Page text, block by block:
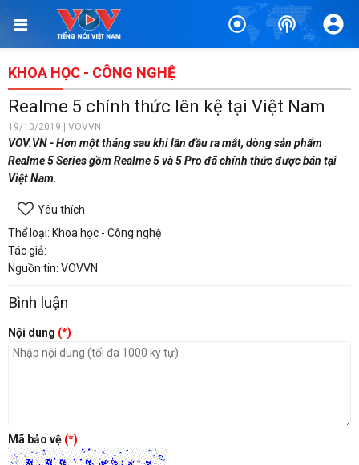
KHOA HỌC - CÔNG NGHỆ
Realme 5 chính thức lên kệ tại Việt Nam
19/10/2019 | VOVVN
VOV.VN - Hơn một tháng sau khi lần đầu ra mắt, dòng sản phẩm
Realme 5 Series gồm Realme 5 và 5 Pro đã chính thức được bán tại
Việt Nam.
Yêu thích
Thể loại: Khoa học - Công nghệ
Tác giả:
Nguồn tin: VOVVN
Bình luận
Nội dung (*)
Mã bảo vệ (*)